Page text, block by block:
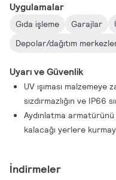
Uygulamalar
Gıda işleme Garajlar
Depolar/dağıtım
Uyarı ve Güvenlik
UV ışıması
sızdırmazlığın ve IP66
Aydınlatma armatürünü
kalacağı yerlere
İndirmeler